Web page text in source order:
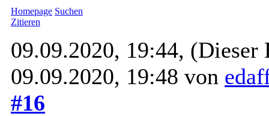
Homepage Suchen
Zitieren
09.09.2020, 19:44, (Dieser
09.09.2020, 19:48 von
#16